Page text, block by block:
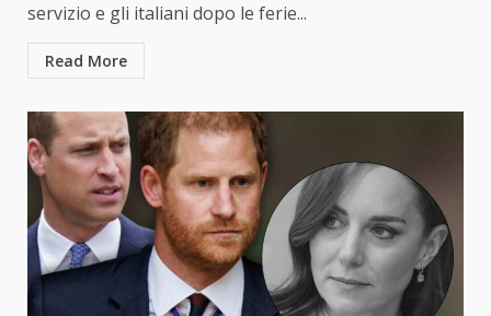
servizio e gli italiani dopo le ferie...
Read More